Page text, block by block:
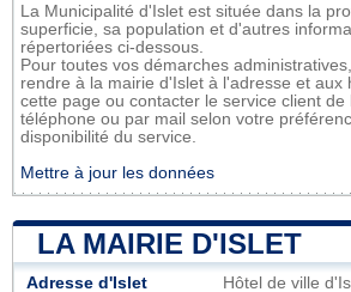
La Municipalité d'Islet est située dans la
superficie, sa population et d'autres
répertoriées ci-dessous.
Pour toutes vos démarches
rendre à la mairie d'Islet à l'adresse et aux
cette page ou contacter le service client de
téléphone ou par mail selon votre
disponibilité du service.
Mettre à jour les données
LA MAIRIE D'ISLET
Adresse d'Islet
Hôtel de ville